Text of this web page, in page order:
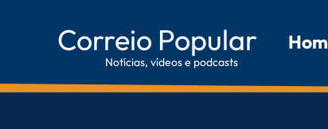
Correio Popular
Notícias, vídeos e podcasts